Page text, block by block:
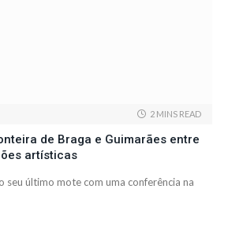
2 MINS READ
de Braga e Guimarães entre
artísticas
seu último mote com uma conferência na